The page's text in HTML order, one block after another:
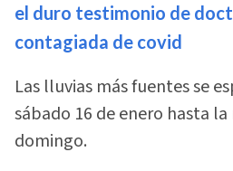
el duro testimonio de
contagiada de covid
Las lluvias más fuentes se
sábado 16 de enero hasta
domingo.